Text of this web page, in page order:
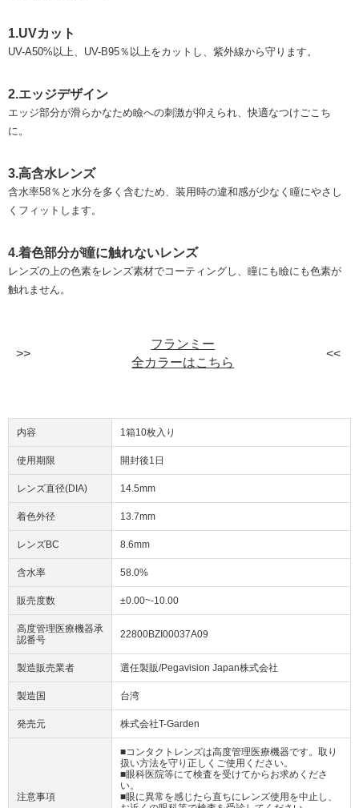
1.UVカット
UV-A50%以上、UV-B95％以上をカットし、紫外線から守ります。
2.エッジデザイン
エッジ部分が滑らかなため瞼への刺激が抑えられ、快適なつけごこち
に。
3.高含水レンズ
含水率58％と水分を多く含むため、装用時の違和感が少なく瞳にやさし
くフィットします。
4.着色部分が瞳に触れないレンズ
レンズの上の色素をレンズ素材でコーティングし、瞳にも瞼にも色素が
触れません。
フランミー
全カラーはこちら
内容 1箱10枚入り
使用期限 開封後1日
レンズ直径(DIA) 14.5mm
着色外径 13.7mm
レンズBC 8.6mm
含水率 58.0%
販売度数 ±0.00~-10.00
高度管理医療機器承
認番号
22800BZI00037A09
製造販売業者 選任製販/Pegavision Japan株式会社
製造国 台湾
発売元 株式会社T-Garden
注意事項
■コンタクトレンズは高度管理医療機器です。取り
扱い方法を守り正しくご使用ください。
■眼科医院等にて検査を受けてからお求めくださ
い。
■眼に異常を感じたら直ちにレンズ使用を中止し、